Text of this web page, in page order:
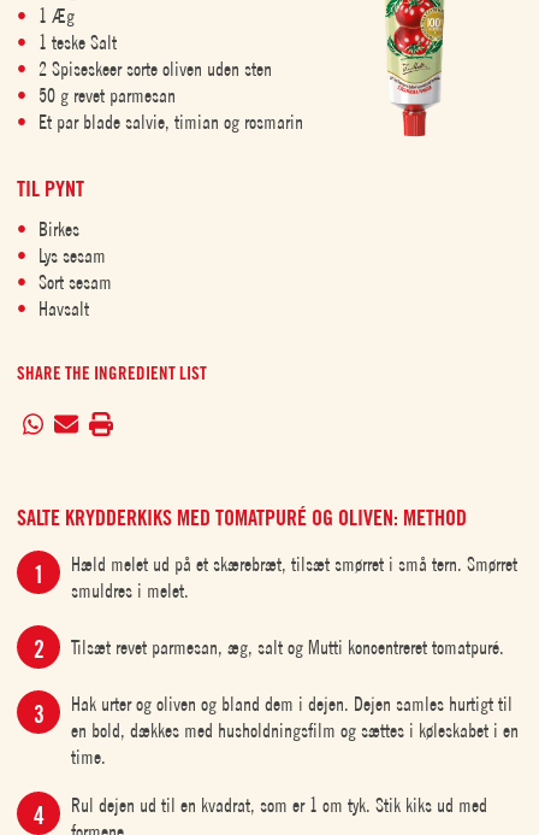
1 Æg
1 teske Salt
2 Spiseskeer sorte oliven uden sten
50 g revet parmesan
Et par blade salvie, timian og rosmarin
TIL PYNT
Birkes
Lys sesam
Sort sesam
Havsalt
SHARE THE INGREDIENT LIST
SALTE KRYDDERKIKS MED TOMATPURÉ OG OLIVEN: METHOD
Hæld melet ud på et skærebræt, tilsæt smørret i små tern. Smørret
smuldres i melet.
Tilsæt revet parmesan, æg, salt og Mutti koncentreret tomatpuré.
Hak urter og oliven og bland dem i dejen. Dejen samles hurtigt til
en bold, dækkes med husholdningsfilm og sættes i køleskabet i en
time.
Rul dejen ud til en kvadrat, som er 1 cm tyk. Stik kiks ud med